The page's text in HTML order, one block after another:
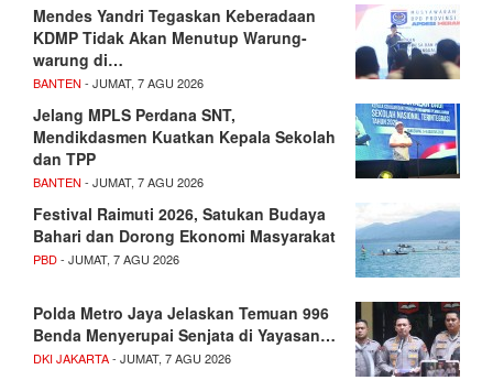
Mendes Yandri Tegaskan Keberadaan
KDMP Tidak Akan Menutup Warung-
warung di…
BANTEN - JUMAT, 7 AGU 2026
Jelang MPLS Perdana SNT,
Mendikdasmen Kuatkan Kepala Sekolah
dan TPP
BANTEN - JUMAT, 7 AGU 2026
Festival Raimuti 2026, Satukan Budaya
Bahari dan Dorong Ekonomi Masyarakat
PBD- JUMAT, 7 AGU 2026
Polda Metro Jaya Jelaskan Temuan 996
Benda Menyerupai Senjata di Yayasan…
DKI JAKARTA- JUMAT, 7 AGU 2026